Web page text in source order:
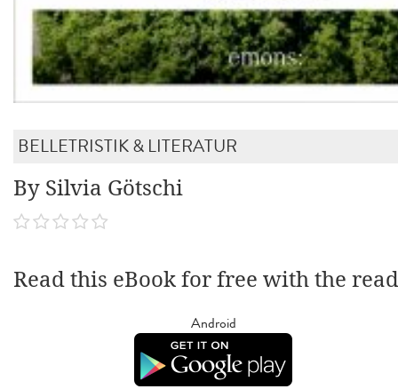
BELLETRISTIK & LITERATUR
By Silvia Götschi
Read this eBook for free with the
Android